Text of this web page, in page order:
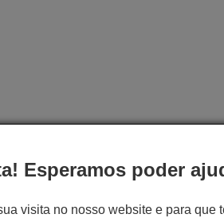
Esperamos poder
visita no nosso website e para que